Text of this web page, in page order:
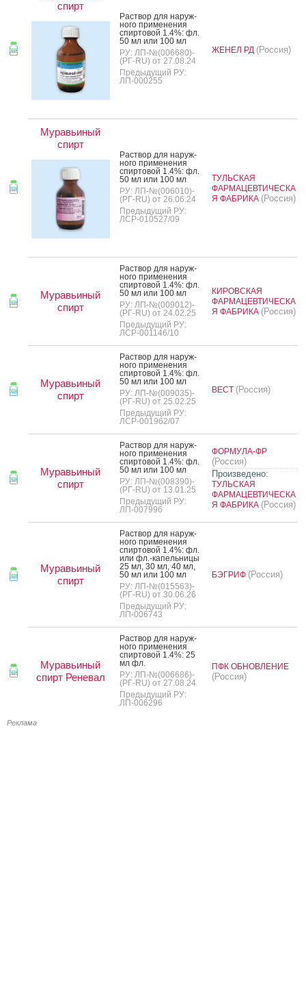
спирт
Рас­твор для на­руж­
но­го при­мене­ния
спир­то­вой 1.4%: фл.
50 мл или 100 мл
РУ: ЛП-№(006680)-
(РГ-RU) от 27.08.24
Предыдущий РУ:
ЛП-000255
ЖЕНЕЛ РД (Россия)
Муравьиный
спирт
Рас­твор для на­руж­
но­го при­мене­ния
спир­то­вой 1.4%: фл.
50 мл или 100 мл
РУ: ЛП-№(006010)-
(РГ-RU) от 26.06.24
Предыдущий РУ:
ЛСР-010527/09
ТУЛЬСКАЯ
ФАРМАЦЕВТИЧЕСКА
Я ФАБРИКА (Россия)
Муравьиный
спирт
Рас­твор для на­руж­
но­го при­мене­ния
спир­то­вой 1.4%: фл.
50 мл или 100 мл
РУ: ЛП-№(009012)-
(РГ-RU) от 24.02.25
Предыдущий РУ:
ЛСР-001146/10
КИРОВСКАЯ
ФАРМАЦЕВТИЧЕСКА
Я ФАБРИКА (Россия)
Муравьиный
спирт
Рас­твор для на­руж­
но­го при­мене­ния
спир­то­вой 1.4%: фл.
50 мл или 100 мл
РУ: ЛП-№(009035)-
(РГ-RU) от 25.02.25
Предыдущий РУ:
ЛСР-001962/07
ВЕСТ (Россия)
Муравьиный
спирт
Рас­твор для на­руж­
но­го при­мене­ния
спир­то­вой 1.4%: фл.
50 мл или 100 мл
РУ: ЛП-№(008390)-
(РГ-RU) от 13.01.25
Предыдущий РУ:
ЛП-007996
ФОРМУЛА-ФР
(Россия)
Произведено:
ТУЛЬСКАЯ
ФАРМАЦЕВТИЧЕСКА
Я ФАБРИКА (Россия)
Муравьиный
спирт
Рас­твор для на­руж­
но­го при­мене­ния
спир­то­вой 1.4%: фл.
или фл.-ка­пель­ни­цы
25 мл, 30 мл, 40 мл,
50 мл или 100 мл
РУ: ЛП-№(015563)-
(РГ-RU) от 30.06.26
Предыдущий РУ:
ЛП-006743
БЭГРИФ (Россия)
Муравьиный
спирт Реневал
Рас­твор для на­руж­
но­го при­мене­ния
спир­то­вой 1.4%: 25
мл фл.
РУ: ЛП-№(006686)-
(РГ-RU) от 27.08.24
Предыдущий РУ:
ЛП-006296
ПФК ОБНОВЛЕНИЕ
(Россия)
Реклама